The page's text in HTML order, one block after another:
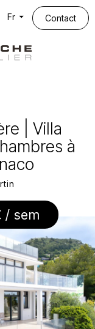
Fr Contact
| Villa
à
/ sem